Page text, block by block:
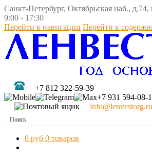
Санкт-Петербург, Октябрьская наб.,
9:00 - 17:30
Перейти к навигации Перейти к
+7 812 322-59-39
+7 931 594-08-
info@lenvestorg.ru
0 руб 0 товаров